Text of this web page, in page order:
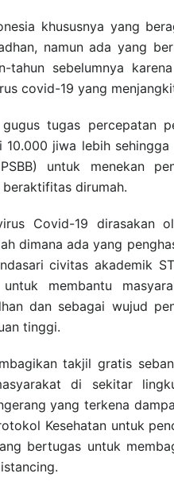
khususnya yang
namun ada yang
tahun sebelumnya
covid-19 yang
tugas percepatan
jiwa lebih
untuk menekan
dirumah.
Covid-19 dirasakan
dimana ada yang
civitas akademik
membantu
dan sebagai wujud
tinggi.
takjil gratis
di sekitar
yang terkena
Kesehatan untuk
bertugas untuk